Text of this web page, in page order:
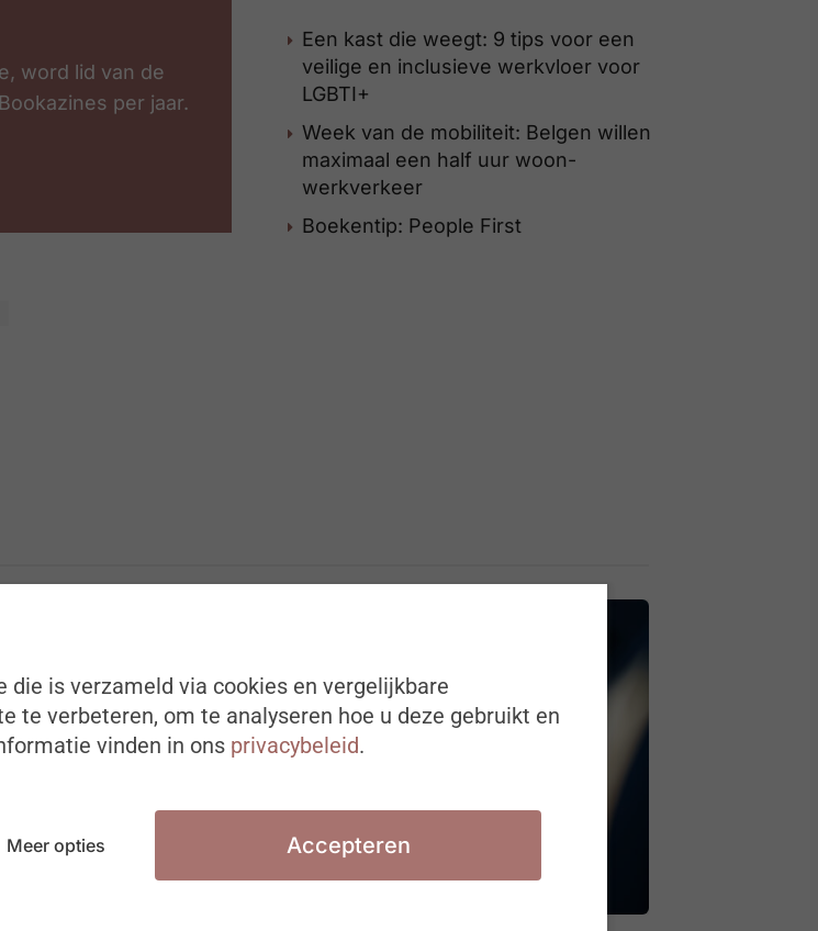
word lid van de
per jaar.
Een kast die weegt: 9 tips voor een
veilige en inclusieve werkvloer voor
LGBTI+
Week van de mobiliteit: Belgen willen
maximaal een half uur woon-
werkverkeer
Boekentip: People First
is verzameld via cookies en vergelijkbare
te verbeteren, om te analyseren hoe u deze gebruikt en
vinden in ons privacybeleid.
Meer opties Accepteren